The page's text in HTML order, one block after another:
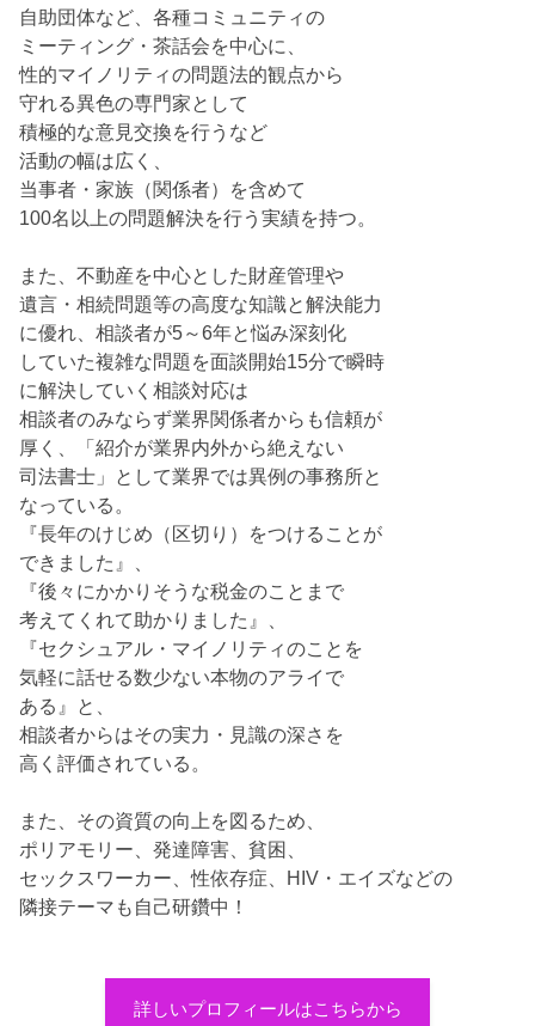
自助団体など、各種コミュニティの
ミーティング・茶話会を中心に、
性的マイノリティの問題法的観点から
守れる異色の専門家として
積極的な意見交換を行うなど
活動の幅は広く、
当事者・家族（関係者）を含めて
100名以上の問題解決を行う実績を持つ。
また、不動産を中心とした財産管理や
遺言・相続問題等の高度な知識と解決能力
に優れ、相談者が5～6年と悩み深刻化
していた複雑な問題を面談開始15分で瞬時
に解決していく相談対応は
相談者のみならず業界関係者からも信頼が
厚く、「紹介が業界内外から絶えない
司法書士」として業界では異例の事務所と
なっている。
『長年のけじめ（区切り）をつけることが
できました』、
『後々にかかりそうな税金のことまで
考えてくれて助かりました』、
『セクシュアル・マイノリティのことを
気軽に話せる数少ない本物のアライで
ある』と、
相談者からはその実力・見識の深さを
高く評価されている。
また、その資質の向上を図るため、
ポリアモリー、発達障害、貧困、
セックスワーカー、性依存症、HIV・エイズなどの
隣接テーマも自己研鑽中！
詳しいプロフィールはこちらから